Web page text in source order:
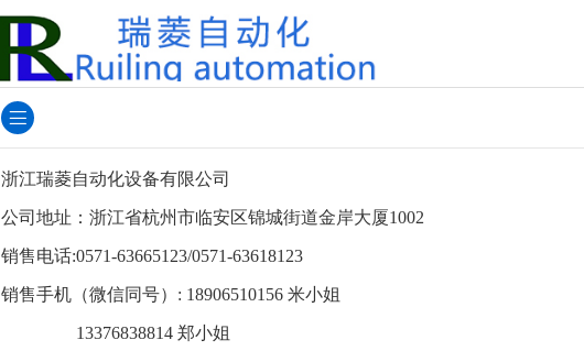
浙江瑞菱自动化设备有限公司
公司地址：浙江省杭州市临安区锦城街道金岸大厦1002
销售电话:0571-63665123/0571-63618123
销售手机 （微信同号） : 18906510156 米小姐
13376838814 郑小姐